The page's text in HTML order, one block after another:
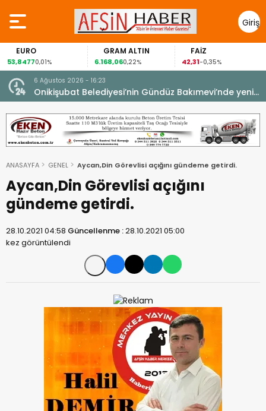
Giriş
Yap
EURO
53,84770,01%
GRAM ALTIN
6.168,060,22%
FAİZ
42,31-0,35%
6 Ağustos 2026 - 16:23
Onikişubat Belediyesi’nin Gündüz Bakımevi’nde yeni
dönemin ön kayıtları başladı.
ANASAYFA GENEL Aycan,Din Görevlisi açığını gündeme getirdi.
Aycan,Din Görevlisi açığını
gündeme getirdi.
28.10.2021 04:58 Güncellenme :28.10.2021 05:00
kez görüntülendi